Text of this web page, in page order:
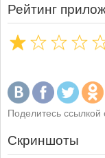
Рейтинг
Поделитесь ссылкой
Скриншоты